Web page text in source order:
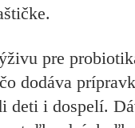
pre
dodáva
deti i dospelí.